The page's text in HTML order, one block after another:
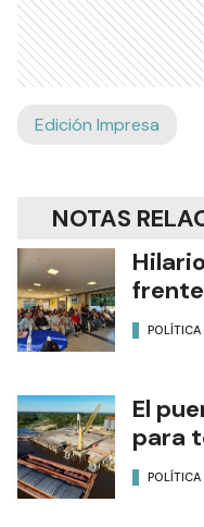
Edición Impresa
NOTAS
frente
POLÍTICA
El
para
POLÍTICA